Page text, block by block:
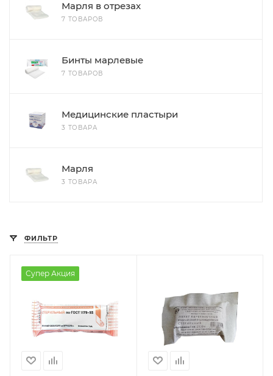
Марля в отрезах
7 ТОВАРОВ
Бинты марлевые
7 ТОВАРОВ
Медицинские пластыри
3 ТОВАРА
Марля
3 ТОВАРА
ФИЛЬТР
Супер Акция